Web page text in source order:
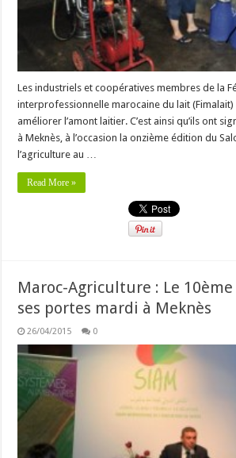
Les industriels et coopératives membres de la
interprofessionnelle marocaine du lait (Fimalait)
améliorer l’amont laitier. C’est ainsi qu’ils ont
à Meknès, à l’occasion la onzième édition du
l’agriculture au …
Read More »
Maroc-Agriculture : Le
ses portes mardi à Meknès
26/04/2015 0